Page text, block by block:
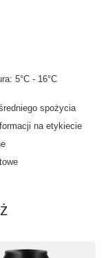
5°C - 16°C
spożycia
na etykiecie